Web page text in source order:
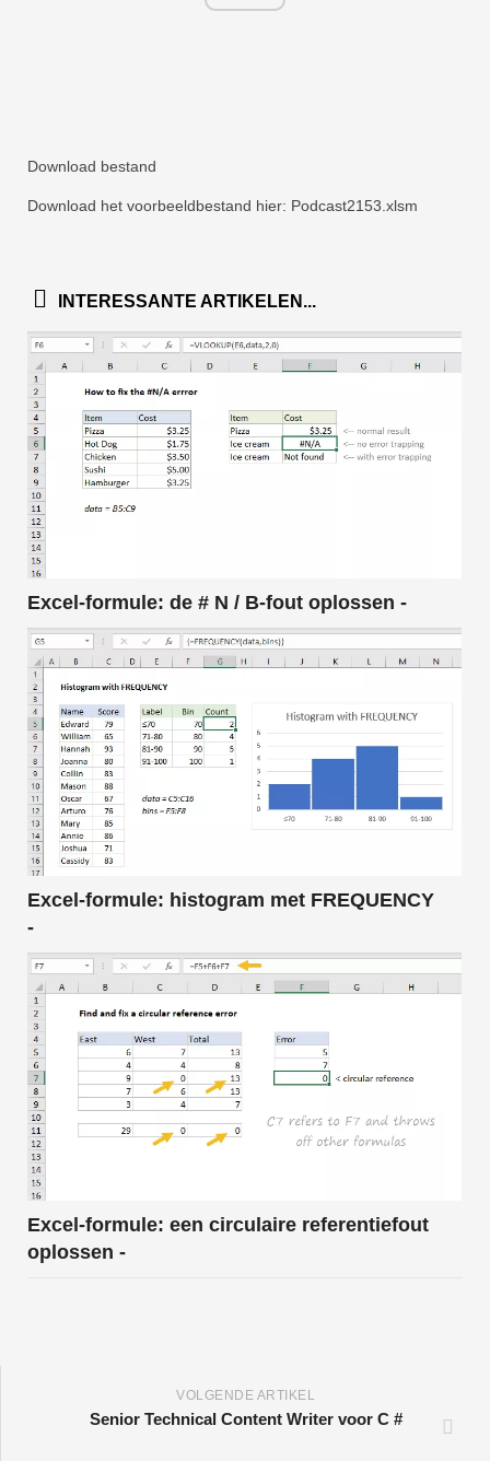
Download bestand
Download het voorbeeldbestand hier: Podcast2153.xlsm
INTERESSANTE ARTIKELEN...
Excel-formule: de # N / B-fout oplossen -
Excel-formule: histogram met FREQUENCY
-
Excel-formule: een circulaire referentiefout
oplossen -
VOLGENDE ARTIKEL
Senior Technical Content Writer voor C #